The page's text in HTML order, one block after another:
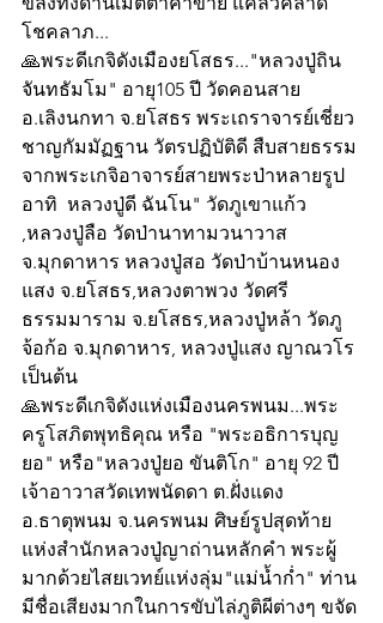
โชคลาภ...
🙏พระดีเกจิดังเมืองยโสธร..."หลวงปู่ถิน
จันทธัมโม" อายุ105 ปี วัดคอนสาย
อ.เลิงนกทา จ.ยโสธร พระเถราจารย์เชี่ยว
ชาญกัมมัฏฐาน วัตรปฏิบัติดี สืบสายธรรม
จากพระเกจิอาจารย์สายพระป่าหลายรูป
อาทิ  หลวงปู่ดี ฉันโน" วัดภูเขาแก้ว
,หลวงปู่ลือ วัดป่านาทามวนาวาส
จ.มุกดาหาร หลวงปู่สอ วัดป่าบ้านหนอง
แสง จ.ยโสธร,หลวงตาพวง วัดศรี
ธรรมมาราม จ.ยโสธร,หลวงปู่หล้า วัดภู
จ้อก้อ จ.มุกดาหาร, หลวงปู่แสง ญาณวโร
เป็นต้น
🙏พระดีเกจิดังแห่งเมืองนครพนม...พระ
ครูโสภิตพุทธิคุณ หรือ "พระอธิการบุญ
ยอ" หรือ"หลวงปู่ยอ ขันติโก" อายุ 92 ปี
เจ้าอาวาสวัดเทพนัดดา ต.ฝั่งแดง
อ.ธาตุพนม จ.นครพนม ศิษย์รูปสุดท้าย
แห่งสำนักหลวงปู่ญาถ่านหลักคำ พระผู้
มากด้วยไสยเวทย์แห่งลุ่ม"แม่น้ำก่ำ" ท่าน
มีชื่อเสียงมากในการขับไล่ภูติผีต่างๆ ขจัด